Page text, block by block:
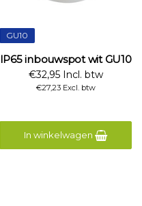
GU10
IP65 inbouwspot wit GU10
€32,95 Incl. btw
€27,23 Excl. btw
In winkelwagen